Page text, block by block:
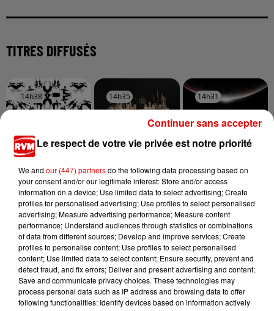
TITRES DIFFUSÉS
14h38
14h38
JAIN
Come
14h35
14h35
TOVE LO X STROMAE
Des Fleurs
14h31
14h31
MUSE
Nightshift
Superstar
Le respect de votre vie privée est notre priorité
We and our (447) partnersdo the following data processing based on
your consent and/or our legitimate interest: Store and/or access
information on a device; Use limited data to select advertising; Create
profiles for personalised advertising; Use profiles to select personalised
advertising; Measure advertising performance; Measure content
performance; Understand audiences through statistics or combinations
of data from different sources; Develop and improve services; Create
profiles to personalise content; Use profiles to select personalised
content; Use limited data to select content; Ensure security, prevent and
detect fraud, and fix errors; Deliver and present advertising and content;
Save and communicate privacy choices. These technologies may
process personal data such as IP address and browsing data to offer
following functionalities: Identify devices based on information actively
Continuer sans accepter